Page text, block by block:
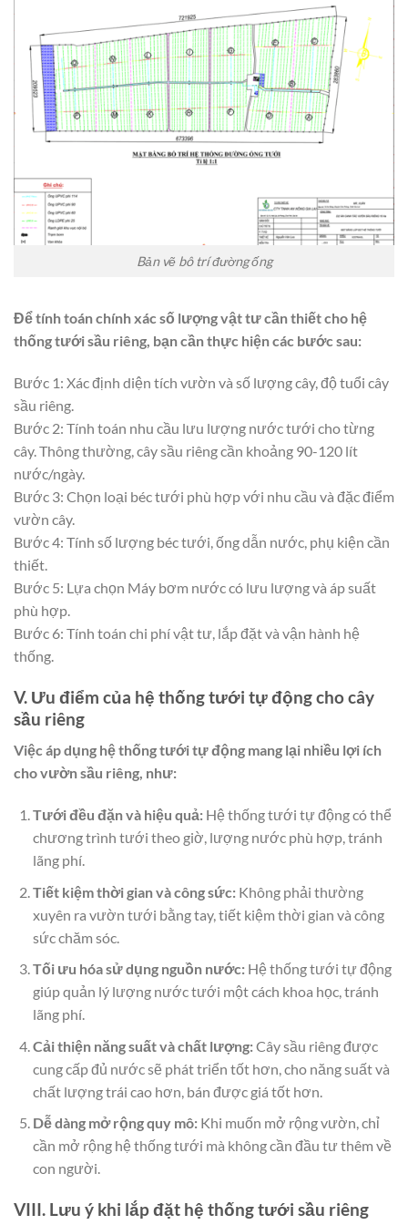
Bản vẽ bô trí đường ống
Để tính toán chính xác số lượng vật tư cần thiết cho hệ
thống tưới sầu riêng, bạn cần thực hiện các bước sau:
Bước 1: Xác định diện tích vườn và số lượng cây, độ tuổi cây
sầu riêng.
Bước 2: Tính toán nhu cầu lưu lượng nước tưới cho từng
cây. Thông thường, cây sầu riêng cần khoảng 90-120 lít
nước/ngày.
Bước 3: Chọn loại béc tưới phù hợp với nhu cầu và đặc điểm
vườn cây.
Bước 4: Tính số lượng béc tưới, ống dẫn nước, phụ kiện cần
thiết.
Bước 5: Lựa chọn Máy bơm nước có lưu lượng và áp suất
phù hợp.
Bước 6: Tính toán chi phí vật tư, lắp đặt và vận hành hệ
thống.
V. Ưu điểm của hệ thống tưới tự động cho cây
sầu riêng
Việc áp dụng hệ thống tưới tự động mang lại nhiều lợi ích
cho vườn sầu riêng, như:
Tưới đều đặn và hiệu quả:Hệ thống tưới tự động có thể
chương trình tưới theo giờ, lượng nước phù hợp, tránh
lãng phí.
Tiết kiệm thời gian và công sức:Không phải thường
xuyên ra vườn tưới bằng tay, tiết kiệm thời gian và công
sức chăm sóc.
Tối ưu hóa sử dụng nguồn nước:Hệ thống tưới tự động
giúp quản lý lượng nước tưới một cách khoa học, tránh
lãng phí.
Cải thiện năng suất và chất lượng:Cây sầu riêng được
cung cấp đủ nước sẽ phát triển tốt hơn, cho năng suất và
chất lượng trái cao hơn, bán được giá tốt hơn.
Dễ dàng mở rộng quy mô:Khi muốn mở rộng vườn, chỉ
cần mở rộng hệ thống tưới mà không cần đầu tư thêm về
con người.
VIII. Lưu ý khi lắp đặt hệ thống tưới sầu riêng